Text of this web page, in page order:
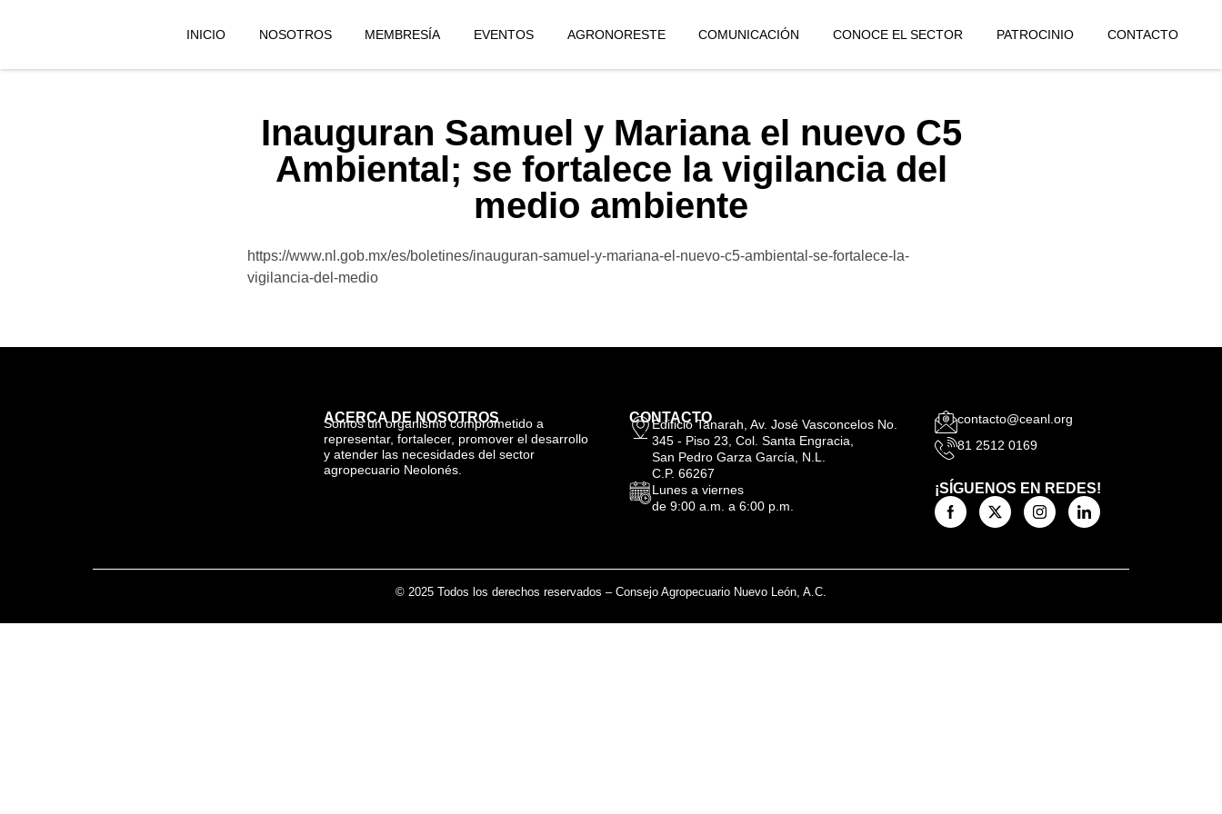
INICIO NOSOTROS MEMBRESÍA EVENTOS AGRONORESTE COMUNICACIÓN CONOCE EL SECTOR PATROCINIO CONTACTO
Inauguran Samuel y Mariana el nuevo C5
Ambiental; se fortalece la vigilancia del
medio ambiente
https://www.nl.gob.mx/es/boletines/inauguran-samuel-y-mariana-el-nuevo-c5-ambiental-se-fortalece-la-
vigilancia-del-medio
ACERCA DE NOSOTROS
Somos un organismo comprometido a
representar, fortalecer, promover el desarrollo
y atender las necesidades del sector
agropecuario Neolonés.
CONTACTO
Edificio Tanarah, Av. José Vasconcelos No.
345 - Piso 23, Col. Santa Engracia,
San Pedro Garza García, N.L.
C.P. 66267
Lunes a viernes
de 9:00 a.m. a 6:00 p.m.
contacto@ceanl.org
81 2512 0169
¡SÍGUENOS EN REDES!
© 2025 Todos los derechos reservados – Consejo Agropecuario Nuevo León, A.C.